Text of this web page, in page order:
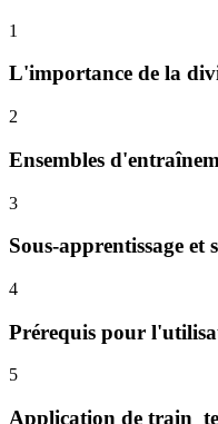
1
L'importance de la
2
Ensembles
3
Sous-apprentissage et
4
Prérequis pour
5
Application de